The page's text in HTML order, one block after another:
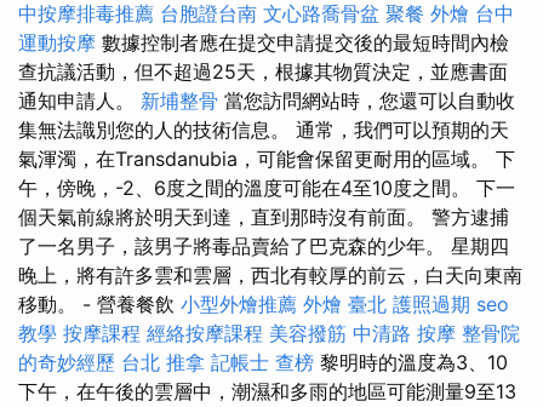
中按摩排毒推薦 台胞證台南 文心路喬骨盆 聚餐 外燴 台中
運動按摩 數據控制者應在提交申請提交後的最短時間內檢
查抗議活動，但不超過25天，根據其物質決定，並應書面
通知申請人。 新埔整骨 當您訪問網站時，您還可以自動收
集無法識別您的人的技術信息。 通常，我們可以預期的天
氣渾濁，在Transdanubia，可能會保留更耐用的區域。 下
午，傍晚，-2、6度之間的溫度可能在4至10度之間。 下一
個天氣前線將於明天到達，直到那時沒有前面。 警方逮捕
了一名男子，該男子將毒品賣給了巴克森的少年。 星期四
晚上，將有許多雲和雲層，西北有較厚的前云，白天向東南
移動。 - 營養餐飲 小型外燴推薦 外燴 臺北 護照過期 seo
教學 按摩課程 經絡按摩課程 美容撥筋 中清路 按摩 整骨院
的奇妙經歷 台北 推拿 記帳士 查榜 黎明時的溫度為3、10
下午，在午後的雲層中，潮濕和多雨的地區可能測量9至13